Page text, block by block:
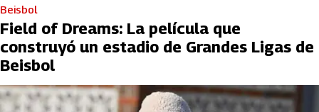
Beisbol
Field of Dreams: La película que
construyó un estadio de Grandes Ligas de
Beisbol